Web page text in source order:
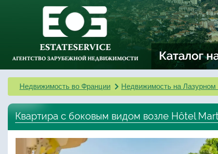
Недвижимость во Франции Недвижимость на Лазурном
Квартира с боковым видом возле Hôtel